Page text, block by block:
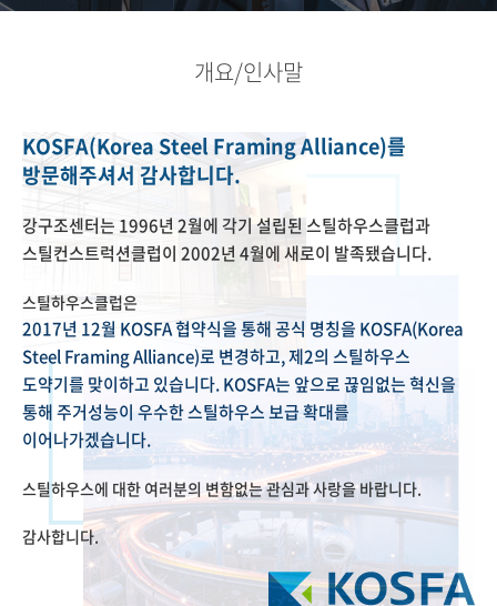
개요/인사말
KOSFA(Korea Steel Framing Alliance)를
방문해주셔서 감사합니다.
강구조센터는 1996년 2월에 각기 설립된 스틸하우스클럽과
스틸컨스트럭션클럽이 2002년 4월에 새로이 발족됐습니다.
스틸하우스클럽은
2017년 12월 KOSFA 협약식을 통해 공식 명칭을 KOSFA(Korea
Steel Framing Alliance)로 변경하고, 제2의 스틸하우스
도약기를 맞이하고 있습니다. KOSFA는 앞으로 끊임없는 혁신을
통해 주거성능이 우수한 스틸하우스 보급 확대를
이어나가겠습니다.
스틸하우스에 대한 여러분의 변함없는 관심과 사랑을 바랍니다.
감사합니다.